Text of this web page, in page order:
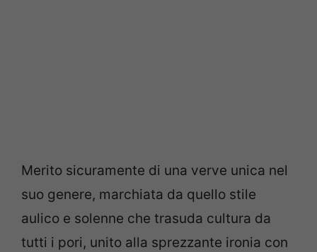
Merito sicuramente di una verve unica nel
suo genere, marchiata da quello stile
aulico e solenne che trasuda cultura da
tutti i pori, unito alla sprezzante ironia con